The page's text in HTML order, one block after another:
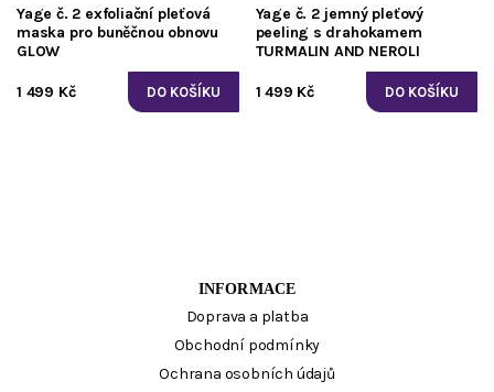
Yage č. 2 exfoliační pleťová
maska pro buněčnou obnovu
GLOW
1 499 Kč
Yage č. 2 jemný pleťový
peeling s drahokamem
TURMALIN AND NEROLI
1 499 Kč
INFORMACE
Doprava a platba
Obchodní podmínky
Ochrana osobních údajů